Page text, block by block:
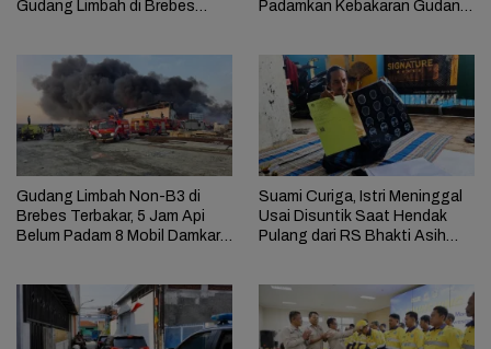
Gudang Limbah di Brebes
Padamkan Kebakaran Gudang
Gudang Limbah Non-B3 di
Brebes Terbakar, 5 Jam Api
Belum Padam 8 Mobil Damkar
Suami Curiga, Istri Meninggal
Usai Disuntik Saat Hendak
Pulang dari RS Bhakti Asih